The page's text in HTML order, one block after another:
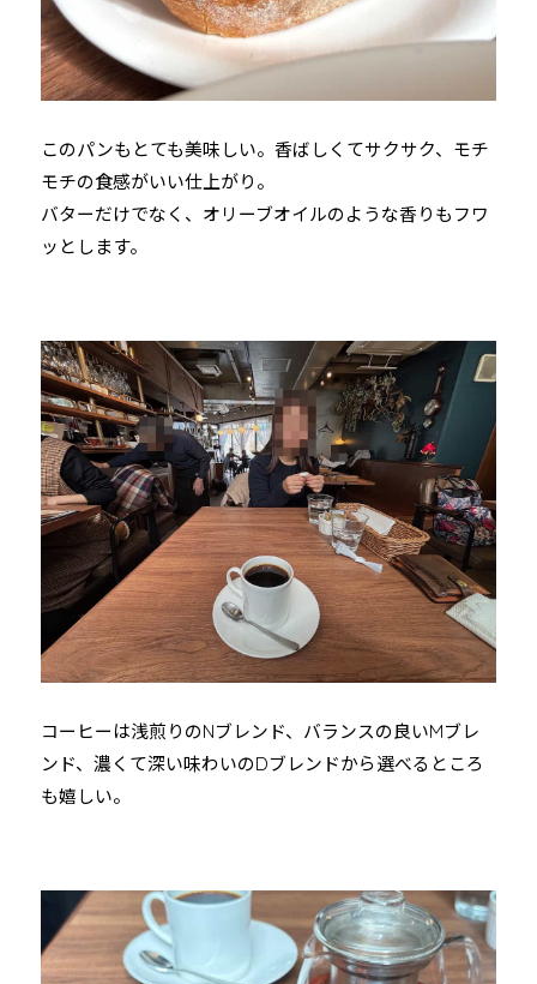
このパンもとても美味しい。香ばしくてサクサク、モチ
モチの食感がいい仕上がり。
バターだけでなく、オリーブオイルのような香りもフワ
ッとします。
コーヒーは浅煎りのNブレンド、バランスの良いMブレ
ンド、濃くて深い味わいのDブレンドから選べるところ
も嬉しい。